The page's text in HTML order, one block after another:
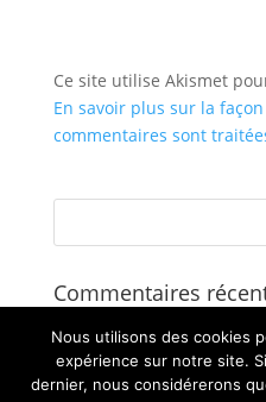
Ce site utilise Akismet
En savoir plus sur la
commentaires sont
Commentaires
Archives
Nous utilisons des cookies
expérience sur notre site.
dernier, nous considérerons